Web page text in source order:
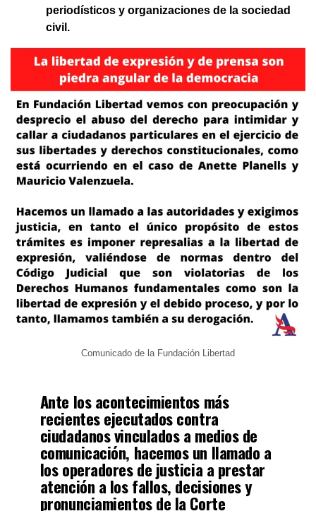
— Emb.Canada en Panama (@EmbCanPanama)
February 9, 2023
periodísticos y organizaciones de la sociedad
civil.
Comunicado de la Fundación Libertad
Ante los acontecimientos más
recientes ejecutados contra
ciudadanos vinculados a medios de
comunicación, hacemos un llamado a
los operadores de justicia a prestar
atención a los fallos, decisiones y
pronunciamientos de la Corte